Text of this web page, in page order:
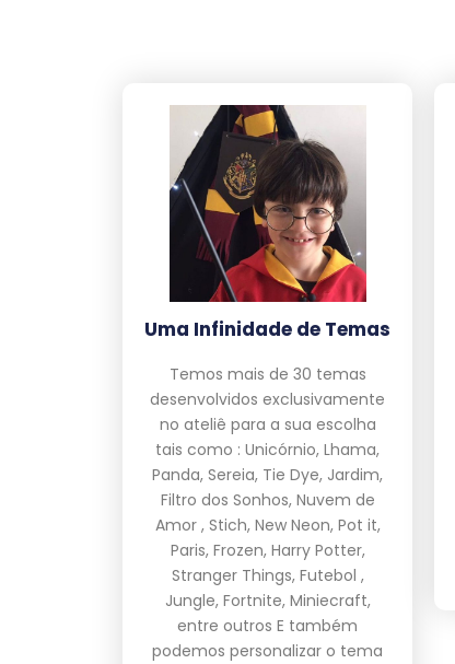
Uma Infinidade de Temas
Temos mais de 30 temas
desenvolvidos exclusivamente
no ateliê para a sua escolha
tais como : Unicórnio, Lhama,
Panda, Sereia, Tie Dye, Jardim,
Filtro dos Sonhos, Nuvem de
Amor , Stich, New Neon, Pot it,
Paris, Frozen, Harry Potter,
Stranger Things, Futebol ,
Jungle, Fortnite, Miniecraft,
entre outros E também
podemos personalizar o tema